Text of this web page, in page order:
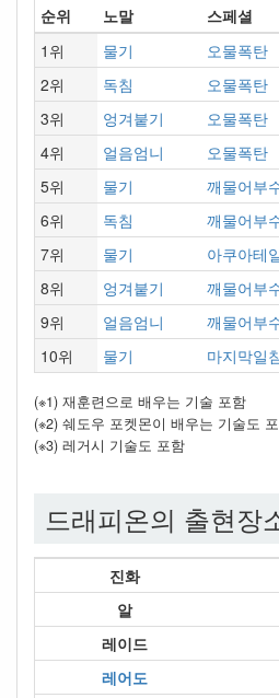
순위 노말 스페셜
1위
물기 오물폭탄
2위
독침 오물폭탄
3위
엉겨붙기 오물폭탄
4위
얼음엄니 오물폭탄
5위
물기 깨물어부
6위
독침 깨물어부
7위
물기 아쿠아테
8위
엉겨붙기 깨물어부
9위
얼음엄니 깨물어부
10위
물기 마지막일
(※1) 재훈련으로 배우는 기술 포함
(※2) 쉐도우 포켓몬이 배우는 기술도
(※3) 레거시 기술도 포함
드래피온의 출현장
진화
알
레이드
레어도